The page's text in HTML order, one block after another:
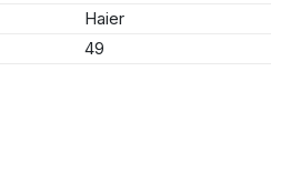
Haier
49